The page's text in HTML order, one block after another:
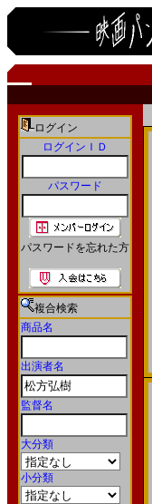
ログイン
ログインＩＤ
パスワード
パスワードを忘れた方
複合検索
商品名
出演者名
監督名
大分類
小分類